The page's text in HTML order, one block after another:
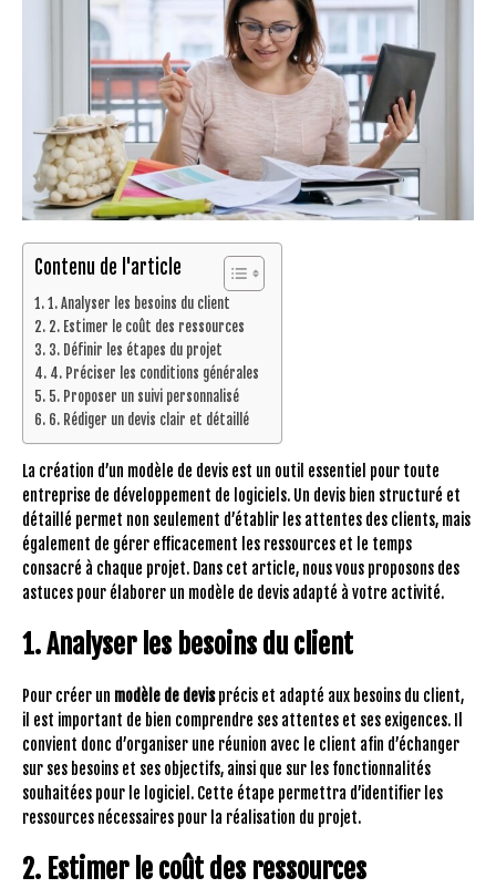
Contenu de l'article
1. Analyser les besoins du client
2. Estimer le coût des ressources
3. Définir les étapes du projet
4. Préciser les conditions générales
5. Proposer un suivi personnalisé
6. Rédiger un devis clair et détaillé
La création d’un modèle de devis est un outil essentiel pour toute
entreprise de développement de logiciels. Un devis bien structuré et
détaillé permet non seulement d’établir les attentes des clients, mais
également de gérer efficacement les ressources et le temps
consacré à chaque projet. Dans cet article, nous vous proposons des
astuces pour élaborer un modèle de devis adapté à votre activité.
1. Analyser les besoins du client
Pour créer un modèle de devisprécis et adapté aux besoins du client,
il est important de bien comprendre ses attentes et ses exigences. Il
convient donc d’organiser une réunion avec le client afin d’échanger
sur ses besoins et ses objectifs, ainsi que sur les fonctionnalités
souhaitées pour le logiciel. Cette étape permettra d’identifier les
ressources nécessaires pour la réalisation du projet.
2. Estimer le coût des ressources